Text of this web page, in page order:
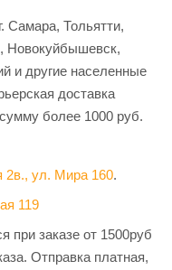
Самара, Тольятти,
Новокуйбышевск,
и другие населенные
доставка
более 1000 руб.
2в., ул. Мира 160.
119
при заказе от 1500руб
Отправка платная,